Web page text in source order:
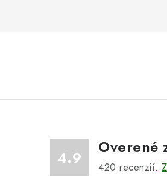
4.9
Overené
420 recenzií.